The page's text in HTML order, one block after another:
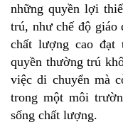
những quyền lợi
trú, như chế độ giáo
chất lượng cao đạt
quyền thường trú
việc di chuyển mà
trong một môi
sống chất lượng.